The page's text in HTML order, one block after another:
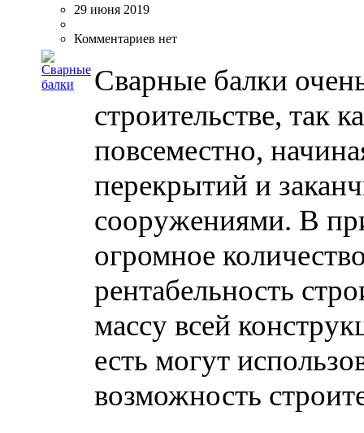
29 июня 2019
Комментариев нет
Сварные балки
строительстве, так
повсеместно,
перекрытий и
сооружениями. В
огромное
рентабельность
массу всей
есть могут
возможность